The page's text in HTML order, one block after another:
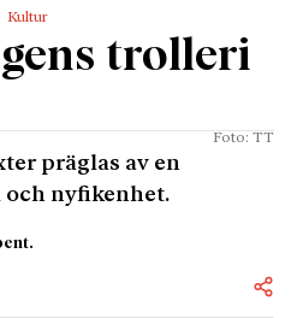
Kultur
trolleri
Foto: TT
präglas av en
och nyfikenhet.